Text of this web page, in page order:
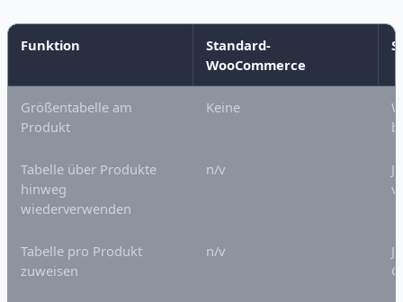
Funktion
Standard-
WooCommerce
Größentabelle am
Produkt
Keine
Tabelle über Produkte
hinweg
wiederverwenden
n/v
Tabelle pro Produkt
zuweisen
n/v